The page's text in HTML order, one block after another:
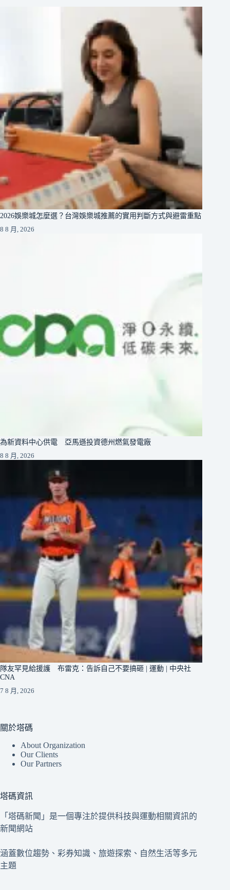
2026娛樂城怎麼選？台灣娛樂城推薦的實用判斷方式與避雷重點
8 8 月, 2026
為新資料中心供電 亞馬遜投資德州燃氣發電廠
8 8 月, 2026
隊友罕見給援護 布雷克：告訴自己不要搞砸 | 運動 | 中央社
CNA
7 8 月, 2026
關於塔碼
About Organization
Our Clients
Our Partners
塔碼資訊
「塔碼新聞」是一個專注於提供科技與運動相關資訊的
新聞網站
涵蓋數位趨勢、彩券知識、旅遊探索、自然生活等多元
主題